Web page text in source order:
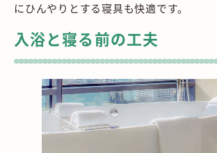
にひんやりとする寝具も快適です。
入浴と寝る前の工夫